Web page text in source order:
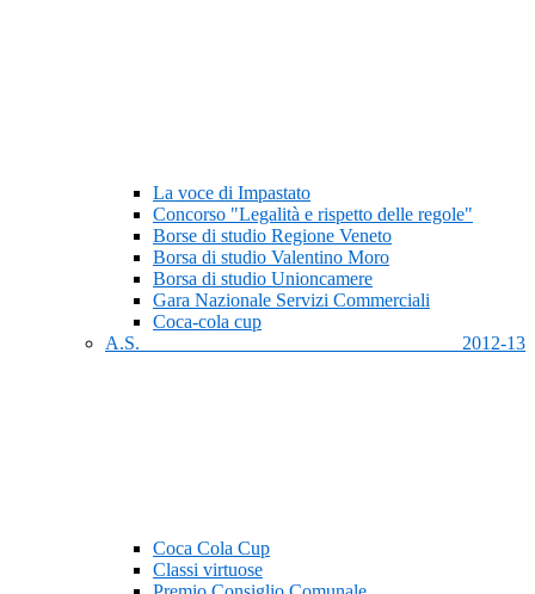
La voce di Impastato
Concorso "Legalità e rispetto delle regole"
Borse di studio Regione Veneto
Borsa di studio Valentino Moro
Borsa di studio Unioncamere
Gara Nazionale Servizi Commerciali
Coca-cola cup
A.S. 2012-13
Coca Cola Cup
Classi virtuose